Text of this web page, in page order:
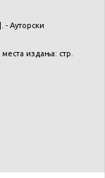
]. - Ауторски
места издања: стр.